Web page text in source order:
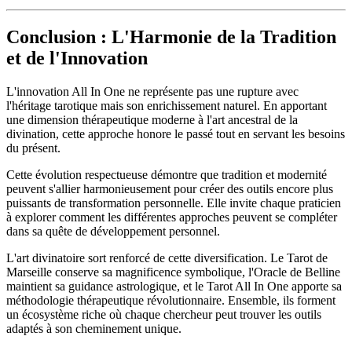
Conclusion : L'Harmonie de la Tradition
et de l'Innovation
L'innovation All In One ne représente pas une rupture avec
l'héritage tarotique mais son enrichissement naturel. En apportant
une dimension thérapeutique moderne à l'art ancestral de la
divination, cette approche honore le passé tout en servant les besoins
du présent.
Cette évolution respectueuse démontre que tradition et modernité
peuvent s'allier harmonieusement pour créer des outils encore plus
puissants de transformation personnelle. Elle invite chaque praticien
à explorer comment les différentes approches peuvent se compléter
dans sa quête de développement personnel.
L'art divinatoire sort renforcé de cette diversification. Le Tarot de
Marseille conserve sa magnificence symbolique, l'Oracle de Belline
maintient sa guidance astrologique, et le Tarot All In One apporte sa
méthodologie thérapeutique révolutionnaire. Ensemble, ils forment
un écosystème riche où chaque chercheur peut trouver les outils
adaptés à son cheminement unique.